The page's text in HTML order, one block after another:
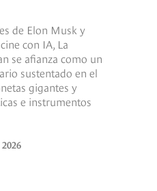
de Elon Musk y
con IA, La
se afianza como un
sustentado en el
gigantes y
e instrumentos